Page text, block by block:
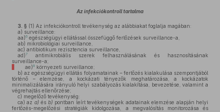
Az infekciókontroll tartalma
3. § (1) Az infekciókontroll tevékenység az alábbiakat foglalja magában:
a) surveillance:
aa)6 egészségügyi ellátással összefüggő fertőzések surveillance-a,
ab) mikrobiológiai surveillance,
ac) antibiotikum rezisztencia surveillance,
ad)7
antimikrobiális szerek felhasználásának és hasznosításának
surveillance-a;
ae)8környezeti surveillance;
b) az egészségügyi ellátás folyamatainak – fertőzés kialakulása szempontjából
történő – elemzése, a kockázati tényezők meghatározása, a kockázatok
minimalizálására irányuló helyi szabályozás kialakítása, bevezetése, valamint a
végrehajtás ellenőrzése;
c) megelőző tevékenység:
ca) az a) és b) pontban leírt tevékenységek adatainak elemzése alapján helyi
fertőzés-megelőzési stratégiák kidolgozása, a megvalósítás monitorozása és